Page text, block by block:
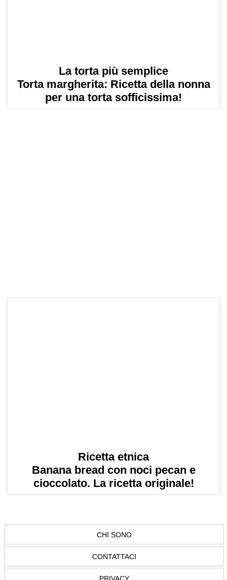
La torta più semplice
Torta margherita: Ricetta della nonna
per una torta sofficissima!
Ricetta etnica
Banana bread con noci pecan e
cioccolato. La ricetta originale!
CHI SONO
CONTATTACI